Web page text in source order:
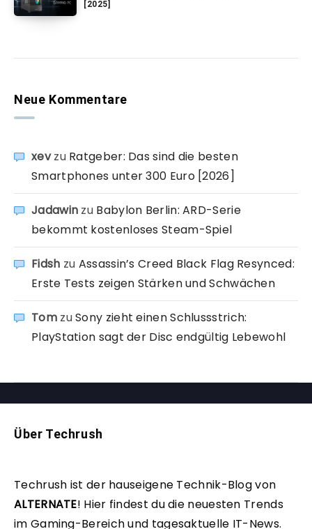
[2025]
Neue Kommentare
xevzu Ratgeber: Das sind die besten
Smartphones unter 300 Euro [2026]
Jadawin zu Babylon Berlin: ARD-Serie
bekommt kostenloses Steam-Spiel
Fidsh zu Assassin’s Creed Black Flag Resynced:
Erste Tests zeigen Stärken und Schwächen
TomzuSony zieht einen Schlussstrich:
PlayStation sagt der Disc endgültig Lebewohl
Über Techrush
Techrush ist der hauseigene Technik-Blog von
ALTERNATE! Hier findest du die neuesten Trends
im Gaming-Bereich und tagesaktuelle IT-News.